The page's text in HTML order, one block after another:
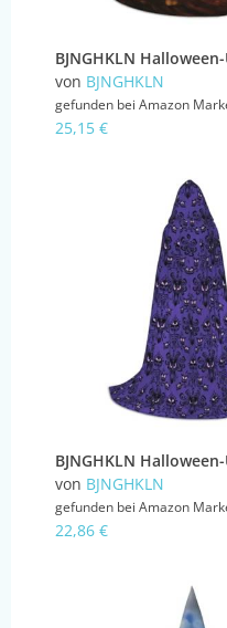
von BJNGHKLN
gefunden bei Amazon
25,15 €
von BJNGHKLN
gefunden bei Amazon
22,86 €